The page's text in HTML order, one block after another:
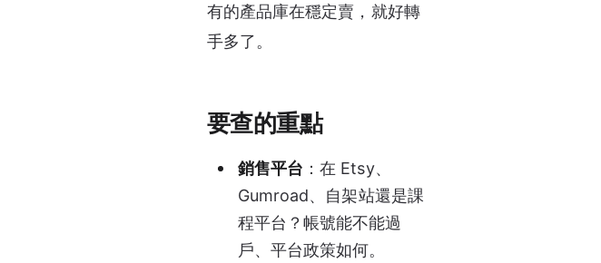
有的產品庫在穩定賣，就好轉
手多了。
要查的重點
銷售平台 ：在 Etsy、
Gumroad、自架站還是課
程平台？帳號能不能過
戶、平台政策如何。